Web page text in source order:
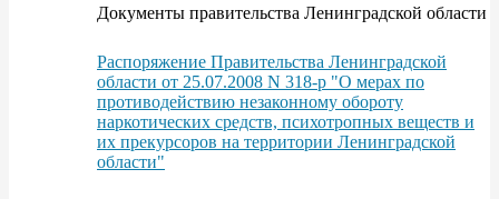
Документы правительства Ленинградской области
Распоряжение Правительства Ленинградской
области от 25.07.2008 N 318-р "О мерах по
противодействию незаконному обороту
наркотических средств, психотропных веществ и
их прекурсоров на территории Ленинградской
области"